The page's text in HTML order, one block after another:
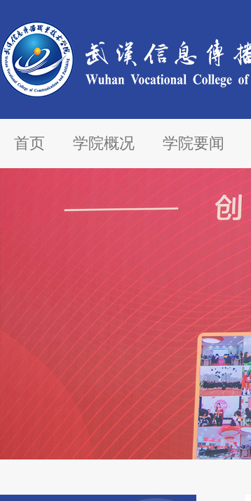
首页 学院概况 学院要闻